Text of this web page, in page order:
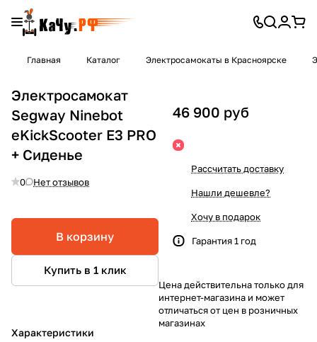
Главная Каталог Электросамокаты в Красноярске
Электросамокат
Segway Ninebot
eKickScooter E3 PRO
+ Сиденье
0 Нет отзывов
В корзину
Купить в 1 клик
Характеристики
46 900 руб
Рассчитать доставку
Нашли дешевле?
Хочу в подарок
Гарантия 1 год
Цена действительна только для
интернет-магазина и может
отличаться от цен в розничных
магазинах